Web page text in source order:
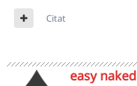
Citat
easy naked